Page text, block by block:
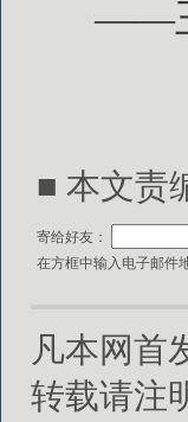
——
■ 本文责
寄给好友：
在方框中输入电子邮件
凡本网首
转载请注